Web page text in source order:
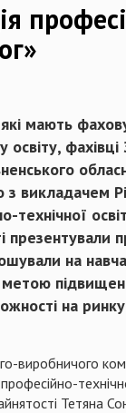
мають
фахівці
з викладачем
технічної
презентували
на
метою
на ринку
виробничого
Тетяна